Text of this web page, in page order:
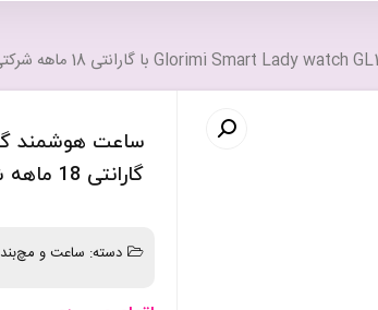
گارانتی 18 ماهه شرکتی
دسته: ساعت و مچ‌بند